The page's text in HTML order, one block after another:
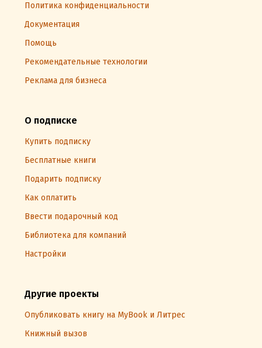
Политика конфиденциальности
Документация
Помощь
Рекомендательные технологии
Реклама для бизнеса
О подписке
Купить подписку
Бесплатные книги
Подарить подписку
Как оплатить
Ввести подарочный код
Библиотека для компаний
Настройки
Другие проекты
Опубликовать книгу на MyBook и Литрес
Книжный вызов